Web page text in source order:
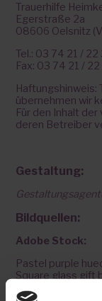
Trauerhilfe
Egerstraße 2a
08606 Oelsnitz
Tel.: 03 74 21 / 22
Fax: 03 74 21 /
Haftungshinweis:
übernehmen wir
Für den Inhalt
deren Betreiber
Gestaltung:
Bildquellen:
Adobe Stock:
Pastel purple
Square glass gift
Von